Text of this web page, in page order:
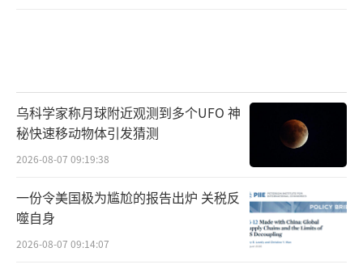
加拿大总理卡尼也表示，加拿大计划于本
周对美国商品实施反制关税。
澳大利亚总理阿尔巴尼斯3日表示，“特朗
普政府的关税政策没有逻辑依据，违背我们两
国伙伴关系的基础”“这不是朋友的行为”。
韩国代总统韩德洙指示产业部长与美国进
乌科学家称月球附近观测到多个UFO 神
秘快速移动物体引发猜测
2026-08-07 09:19:38
一份令美国极为尴尬的报告出炉 关税反
噬自身
2026-08-07 09:14:07